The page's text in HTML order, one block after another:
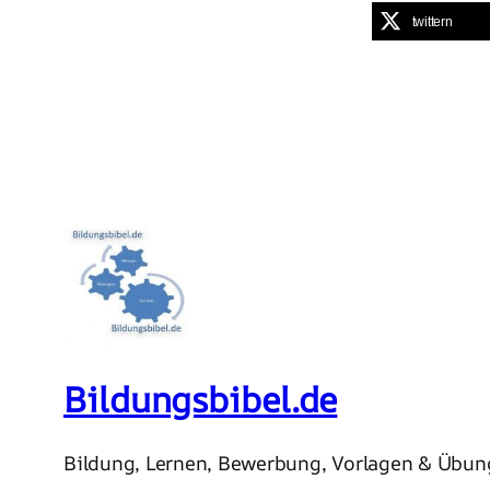
twittern
Bildungsbibel.de
Bildung, Lernen, Bewerbung, Vorlagen &